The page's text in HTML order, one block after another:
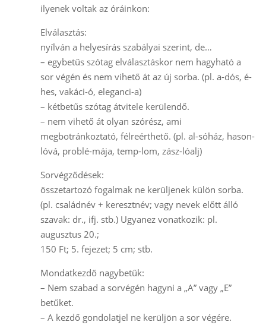
ilyenek voltak az óráinkon:
Elválasztás:
nyílván a helyesírás szabályai szerint, de…
– egybetűs szótag elválasztáskor nem hagyható a
sor végén és nem vihető át az új sorba. (pl. a-dós, é-
hes, vakáci-ó, eleganci-a)
– kétbetűs szótag átvitele kerülendő.
– nem vihető át olyan szórész, ami
megbotránkoztató, félreérthető. (pl. al-sóház, hason-
lóvá, problé-mája, temp-lom, zász-lóalj)
Sorvégződések:
összetartozó fogalmak ne kerüljenek külön sorba.
(pl. családnév + keresztnév; vagy nevek előtt álló
szavak: dr., ifj. stb.) Ugyanez vonatkozik: pl.
augusztus 20.;
150 Ft; 5. fejezet; 5 cm; stb.
Mondatkezdő nagybetűk:
– Nem szabad a sorvégén hagyni a „A” vagy „E”
betűket.
– A kezdő gondolatjel ne kerüljön a sor végére.